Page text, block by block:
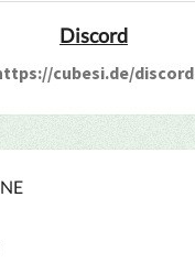
Discord
cubesi.de/discord